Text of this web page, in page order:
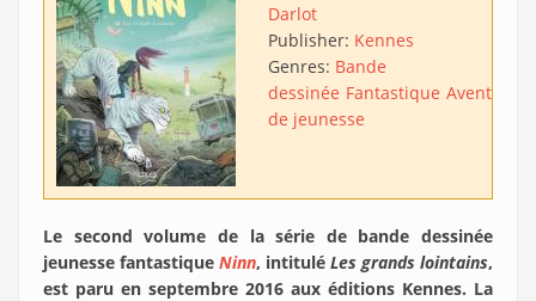
Darlot
Publisher: Kennes
Genres: Bande
dessinée Fantastique Aventure
de jeunesse
Le second volume de la série de bande dessinée
jeunesse fantastique Ninn, intitulé Les grands lointains,
est paru en septembre 2016 aux éditions Kennes. La